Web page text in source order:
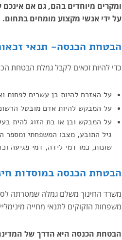
ומקרים מיוחדים בהם, גם אם אינכם
על ידי אנשי מקצוע מומחים בתחום.
הבטחת הכנסה- תנאי
כדי להיות זכאים לקבל גמלת הבטחת
על האזרח להיות בן עשרים לפחות
על המבקש להיות אדם מובטל
על המבקש ובן או בת הזוג להית
גיל התובע, מצבו המשפחתי
שונות, כמו דמי לידה, דמי פגיעה
הבטחת הכנסה במוסדות
משרד החינוך משלם גמלה שמטרתה
משפחות הזקוקים לתנאי מחייה
הבטחת הכנסה היא הדרך של